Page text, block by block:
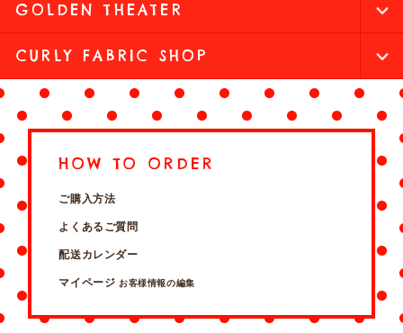
GOLDEN THEATER
CURLY FABRIC SHOP
HOW TO ORDER
ご購入方法
よくあるご質問
配送カレンダー
マイページ お客様情報の編集